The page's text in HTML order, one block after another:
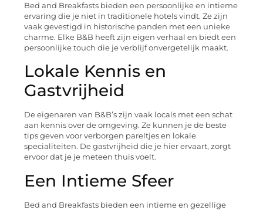
Bed and Breakfasts bieden een persoonlijke en intieme
ervaring die je niet in traditionele hotels vindt. Ze zijn
vaak gevestigd in historische panden met een unieke
charme. Elke B&B heeft zijn eigen verhaal en biedt een
persoonlijke touch die je verblijf onvergetelijk maakt.
Lokale Kennis en
Gastvrijheid
De eigenaren van B&B’s zijn vaak locals met een schat
aan kennis over de omgeving. Ze kunnen je de beste
tips geven voor verborgen pareltjes en lokale
specialiteiten. De gastvrijheid die je hier ervaart, zorgt
ervoor dat je je meteen thuis voelt.
Een Intieme Sfeer
Bed and Breakfasts bieden een intieme en gezellige